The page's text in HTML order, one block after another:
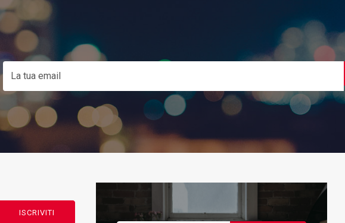
ISCRIVITI